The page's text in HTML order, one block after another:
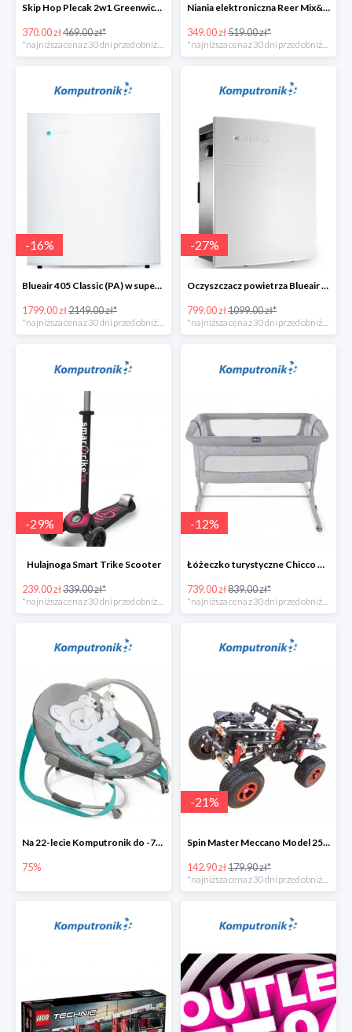
Skip Hop Plecak 2w1 Greenwich Portobello w super cenie
370.00 zł469.00 zł*
Niania elektroniczna Reer Mix&Match w super cenie
349.00 zł519.00 zł*
-16%
Blueair 405 Classic (PA) w super cenie
1799.00 zł2149.00 zł*
*najniższa cena z 30 dni przed obniżką
-27%
Oczyszczacz powietrza Blueair 203 Classic (SM) w super cenie
799.00 zł1099.00 zł*
*najniższa cena z 30 dni przed obniżką
-29%
Hulajnoga Smart Trike Scooter
239.00 zł339.00 zł*
-12%
Łóżeczko turystyczne Chicco Next2Me Dream Luna
739.00 zł839.00 zł*
Na 22-lecie Komputronik do -75%
75%
-21%
Spin Master Meccano Model 25 w 1 Terenówka
142.90 zł179.90 zł*